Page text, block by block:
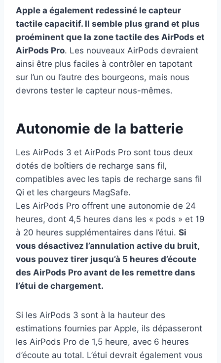
Apple a également redessiné le capteur
tactile capacitif. Il semble plus grand et plus
proéminent que la zone tactile des AirPods et
AirPods Pro. Les nouveaux AirPods devraient
ainsi être plus faciles à contrôler en tapotant
sur l’un ou l’autre des bourgeons, mais nous
devrons tester le capteur nous-mêmes.
Autonomie de la batterie
Les AirPods 3 et AirPods Pro sont tous deux
dotés de boîtiers de recharge sans fil,
compatibles avec les tapis de recharge sans fil
Qi et les chargeurs MagSafe.
Les AirPods Pro offrent une autonomie de 24
heures, dont 4,5 heures dans les « pods » et 19
à 20 heures supplémentaires dans l’étui. Si
vous désactivez l’annulation active du bruit,
vous pouvez tirer jusqu’à 5 heures d’écoute
des AirPods Pro avant de les remettre dans
l’étui de chargement.
Si les AirPods 3 sont à la hauteur des
estimations fournies par Apple, ils dépasseront
les AirPods Pro de 1,5 heure, avec 6 heures
d’écoute au total. L’étui devrait également vous